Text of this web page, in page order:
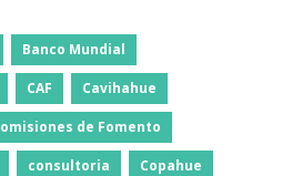
Banco Mundial
CAF Cavihahue
de Fomento
consultoria Copahue